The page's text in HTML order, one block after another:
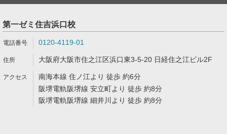
第一ゼミ住吉浜口校
0120-4119-01
大阪府大阪市住之江区浜口東3-5-20 日経住之江ビル2F
南海本線 住ノ江より 徒歩 約6分
阪堺電軌阪堺線 安立町より 徒歩 約8分
阪堺電軌阪堺線 細井川より 徒歩 約8分